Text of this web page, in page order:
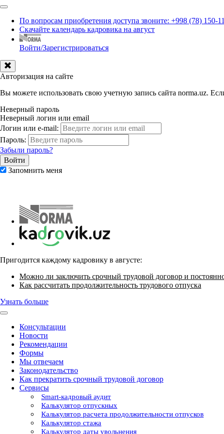
По вопросам приобретения доступа звоните: +998 (78) 150-
Скачайте календарь кадровика на август
Войти/Зарегистрироваться
Авторизация на сайте
Вы можете использовать свою учетную запись сайта norma.uz.
Неверный пароль
Неверный логин или email
Логин или e-mail:
Пароль:
Забыли пароль?
Запомнить меня
Пригодится каждому кадровику в августе:
Можно ли заключить срочный трудовой договор и
Как рассчитать продолжительность трудового отпуска
Узнать больше
Консультации
Новости
Рекомендации
Формы
Мы отвечаем
Законодательство
Как прекратить срочный трудовой договор
Сервисы
Smart-кадровый аудит
Калькулятор отпускных
Калькулятор расчета продолжительности отпусков
Калькулятор стажа
Калькулятор даты увольнения